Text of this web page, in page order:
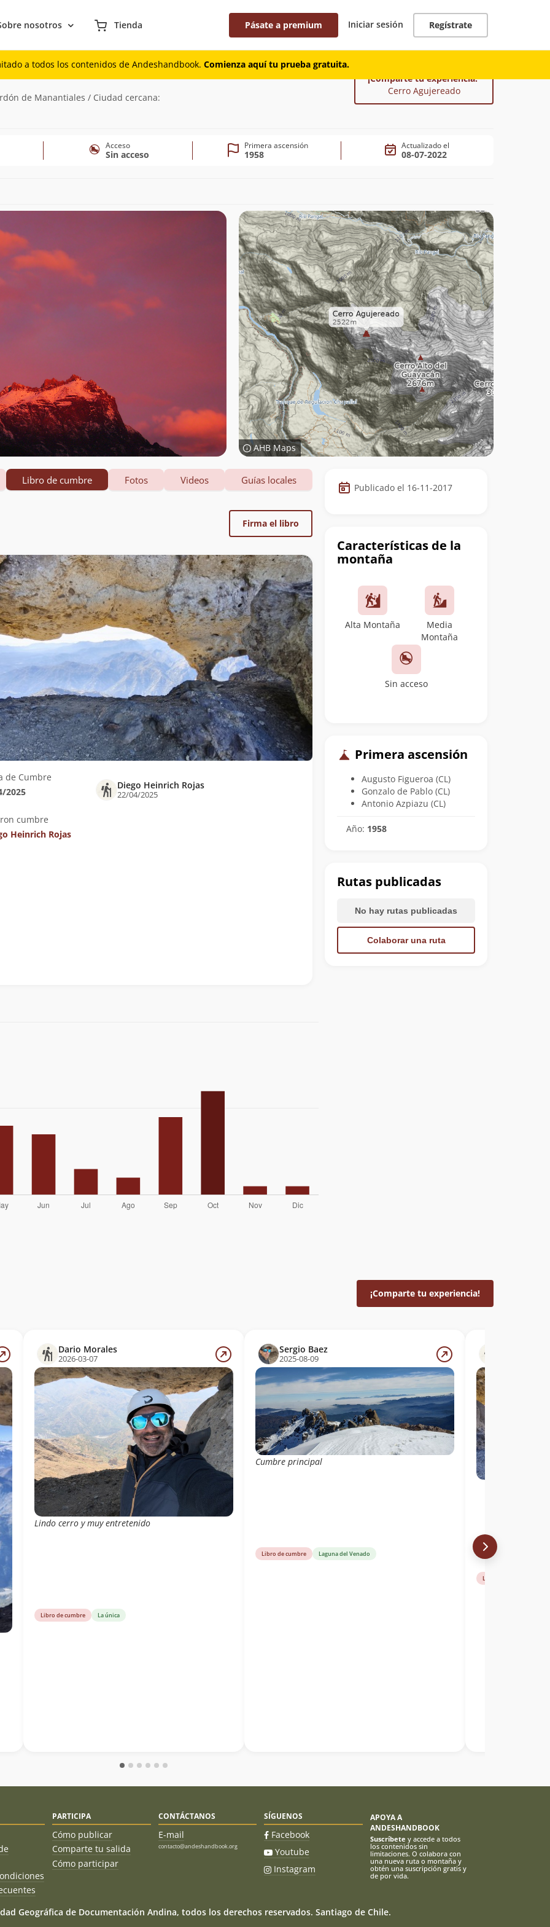
nosotros Tienda Pásate a premium Iniciar sesión Regístrate
a todos los contenidos de Andeshandbook. Comienza aquí tu prueba gratuita.
de Manantiales / Ciudad cercana:
¡Comparte tu experiencia!
Cerro Agujereado
Acceso
Sin acceso
Primera ascensión
1958
Actualizado el
08-07-2022
AHB Maps
Datos
de
cumbre
Publicado el 16-11-2017
Características de la
montaña
Alta Montaña
Media
Montaña
Sin acceso
Primera ascensión
Augusto Figueroa (CL)
Gonzalo de Pablo (CL)
Antonio Azpiazu (CL)
Año: 1958
Rutas publicadas
No hay rutas publicadas
Colaborar una ruta
Libro de cumbre Fotos Videos Guías locales
Firma el libro
de Cumbre
2025
cumbre
Heinrich Rojas
Diego Heinrich Rojas
22/04/2025
¡Comparte tu experiencia!
Dario Morales
2026-03-07
Lindo cerro y muy entretenido
Libro de cumbre La única
Sergio Baez
2025-08-09
Cumbre principal
Libro de cumbre Laguna del Venado
Libro de cumbre
PARTICIPA
Cómo publicar
Comparte tu salida
Cómo participar
CONTÁCTANOS
E-mail
contacto@andeshandbook.org
SÍGUENOS
Facebook
Youtube
Instagram
APOYA A
ANDESHANDBOOK
Suscríbete y accede a todos
los contenidos sin
limitaciones. O colabora con
una nueva ruta o montaña y
obtén una suscripción gratis y
de por vida.
Geográfica de Documentación Andina, todos los derechos reservados. Santiago de Chile.